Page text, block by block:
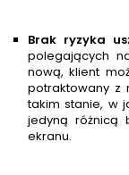
Brak ryzyka
polegających
nową, klient
potraktowany z
takim stanie, w
jedyną różnicą
ekranu.